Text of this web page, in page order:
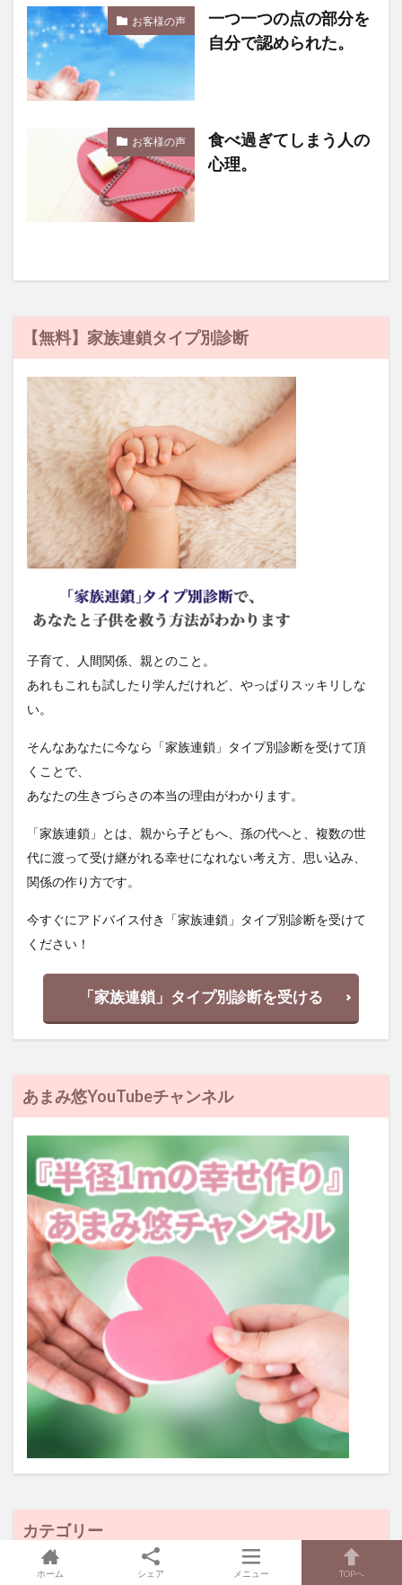
お客様の声
一つ一つの点の部分を
自分で認められた。
お客様の声
食べ過ぎてしまう人の
心理。
【無料】家族連鎖タイプ別診断
子育て、人間関係、親とのこと。
あれもこれも試したり学んだけれど、やっぱりスッキリしな
い。
そんなあなたに今なら「家族連鎖」タイプ別診断を受けて頂
くことで、
あなたの生きづらさの本当の理由がわかります。
「家族連鎖」とは、親から子どもへ、孫の代へと、複数の世
代に渡って受け継がれる幸せになれない考え方、思い込み、
関係の作り方です。
今すぐにアドバイス付き「家族連鎖」タイプ別診断を受けて
ください！
「家族連鎖」タイプ別診断を受ける
あまみ悠YouTubeチャンネル
カテゴリー
ホーム シェア メニュー TOPへ